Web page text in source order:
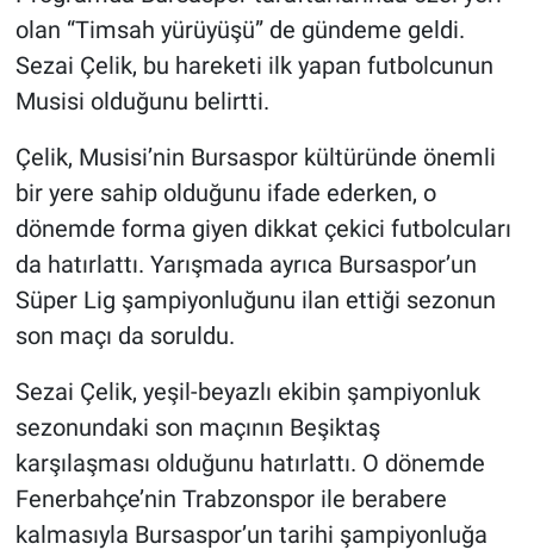
olan “Timsah yürüyüşü” de gündeme geldi.
Sezai Çelik, bu hareketi ilk yapan futbolcunun
Musisi olduğunu belirtti.
Çelik, Musisi’nin Bursaspor kültüründe önemli
bir yere sahip olduğunu ifade ederken, o
dönemde forma giyen dikkat çekici futbolcuları
da hatırlattı. Yarışmada ayrıca Bursaspor’un
Süper Lig şampiyonluğunu ilan ettiği sezonun
son maçı da soruldu.
Sezai Çelik, yeşil-beyazlı ekibin şampiyonluk
sezonundaki son maçının Beşiktaş
karşılaşması olduğunu hatırlattı. O dönemde
Fenerbahçe’nin Trabzonspor ile berabere
kalmasıyla Bursaspor’un tarihi şampiyonluğa